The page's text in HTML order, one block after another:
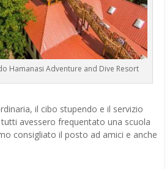
Hamanasi Adventure and Dive Resort
il cibo stupendo e il servizio
avessero frequentato una scuola
consigliato il posto ad amici e anche